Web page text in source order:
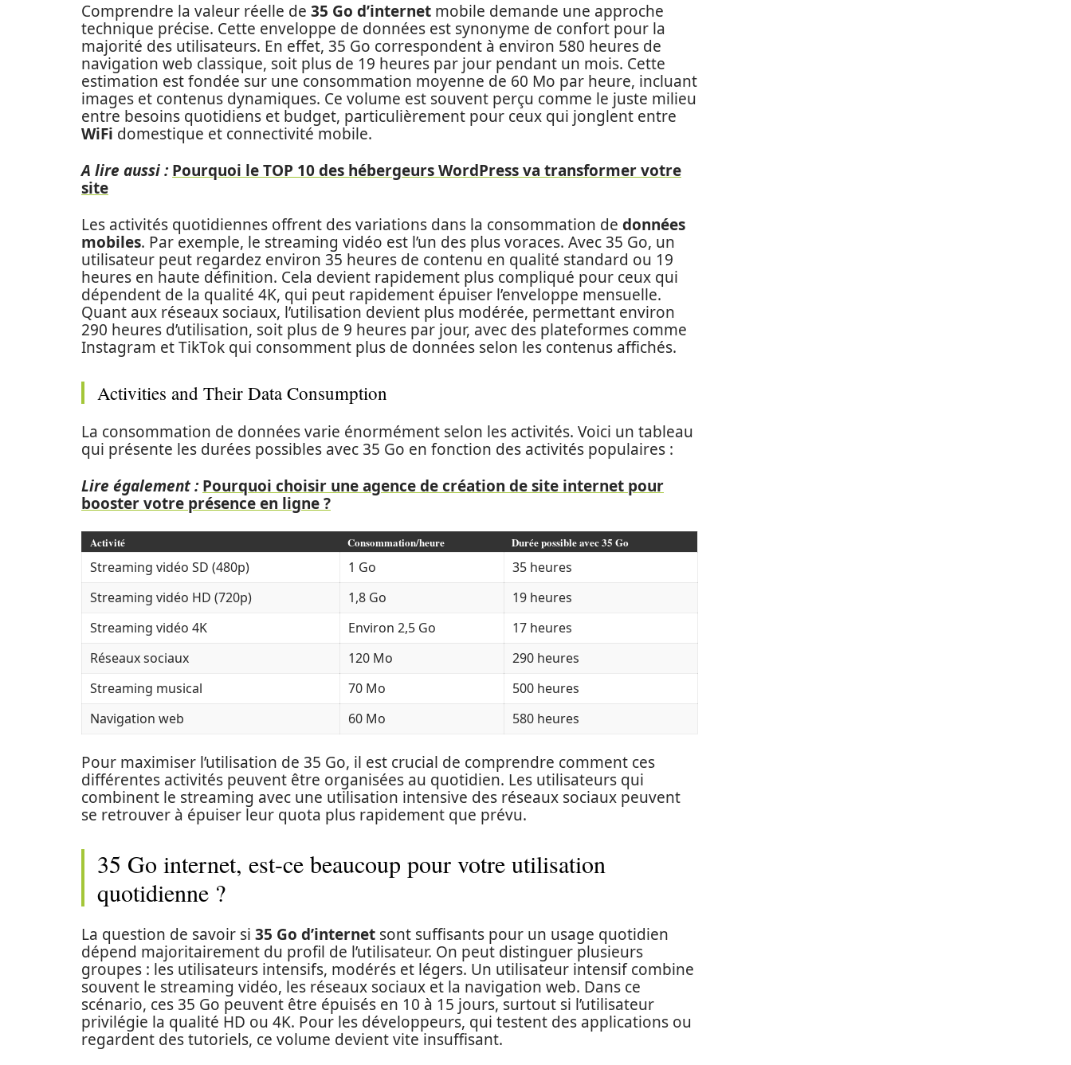
Comprendre la valeur réelle de 35 Go d’internet mobile demande une approche
technique précise. Cette enveloppe de données est synonyme de confort pour la
majorité des utilisateurs. En effet, 35 Go correspondent à environ 580 heures de
navigation web classique, soit plus de 19 heures par jour pendant un mois. Cette
estimation est fondée sur une consommation moyenne de 60 Mo par heure, incluant
images et contenus dynamiques. Ce volume est souvent perçu comme le juste milieu
entre besoins quotidiens et budget, particulièrement pour ceux qui jonglent entre
WiFi domestique et connectivité mobile.
A lire aussi : Pourquoi le TOP 10 des hébergeurs WordPress va transformer votre
site
Les activités quotidiennes offrent des variations dans la consommation de données
mobiles. Par exemple, le streaming vidéo est l’un des plus voraces. Avec 35 Go, un
utilisateur peut regardez environ 35 heures de contenu en qualité standard ou 19
heures en haute définition. Cela devient rapidement plus compliqué pour ceux qui
dépendent de la qualité 4K, qui peut rapidement épuiser l’enveloppe mensuelle.
Quant aux réseaux sociaux, l’utilisation devient plus modérée, permettant environ
290 heures d’utilisation, soit plus de 9 heures par jour, avec des plateformes comme
Instagram et TikTok qui consomment plus de données selon les contenus affichés.
Activities and Their Data Consumption
La consommation de données varie énormément selon les activités. Voici un tableau
qui présente les durées possibles avec 35 Go en fonction des activités populaires :
Lire également : Pourquoi choisir une agence de création de site internet pour
booster votre présence en ligne ?
Activité Consommation/heure Durée possible avec 35 Go
Streaming vidéo SD (480p) 1 Go
35 heures
Streaming vidéo HD (720p)
1,8 Go
19 heures
Streaming vidéo 4K
Environ 2,5 Go
17 heures
Réseaux sociaux
120 Mo
290 heures
Streaming musical
70 Mo
500 heures
Navigation web
60 Mo 580 heures
Pour maximiser l’utilisation de 35 Go, il est crucial de comprendre comment ces
différentes activités peuvent être organisées au quotidien. Les utilisateurs qui
combinent le streaming avec une utilisation intensive des réseaux sociaux peuvent
se retrouver à épuiser leur quota plus rapidement que prévu.
35 Go internet, est-ce beaucoup pour votre utilisation
quotidienne ?
La question de savoir si 35 Go d’internet sont suffisants pour un usage quotidien
dépend majoritairement du profil de l’utilisateur. On peut distinguer plusieurs
groupes : les utilisateurs intensifs, modérés et légers. Un utilisateur intensif combine
souvent le streaming vidéo, les réseaux sociaux et la navigation web. Dans ce
scénario, ces 35 Go peuvent être épuisés en 10 à 15 jours, surtout si l’utilisateur
privilégie la qualité HD ou 4K. Pour les développeurs, qui testent des applications ou
regardent des tutoriels, ce volume devient vite insuffisant.